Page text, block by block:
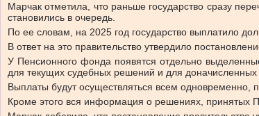
Марчак отметила, что раньше государство сразу
становились в очередь.
По ее словам, на 2025 год государство выплатило
В ответ на это правительство утвердило
У Пенсионного фонда появятся отдельно
для текущих судебных решений и для
Выплаты будут осуществляться всем
Кроме этого вся информация о решениях, принятых